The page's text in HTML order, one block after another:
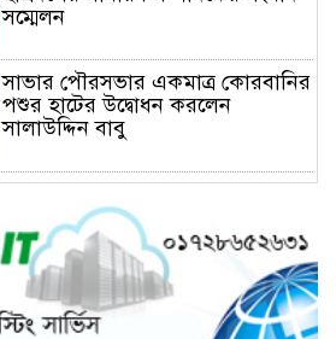
সম্মেলন
সাভার পৌরসভার একমাত্র কোরবানির
পশুর হাটের উদ্বোধন করলেন
সালাউদ্দিন বাবু
প্রতিষ্ঠানে হামলা চালিয়ে তালা ঝুলিয়ে
দিয়েছে সন্ত্রাসীরা
সাভারে নারী উদ্যোক্তার খামার ভাংচুর,
৫ লাখ টাকার ক্ষয়ক্ষতি